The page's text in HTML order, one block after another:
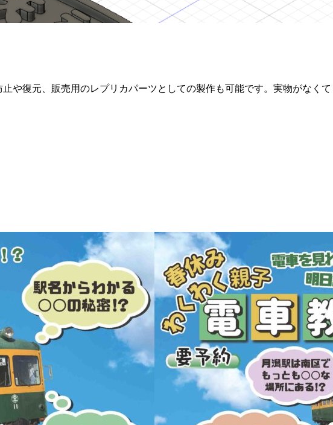
や復元、販売用のレプリカパーツとしての製作も可能です。実物がなく